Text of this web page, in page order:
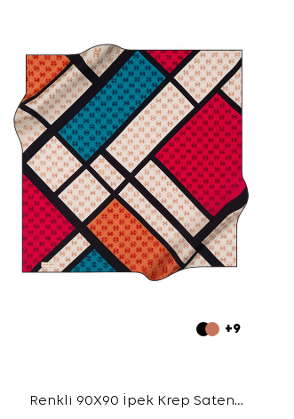
+9
Renkli 90X90 İpek Krep Saten